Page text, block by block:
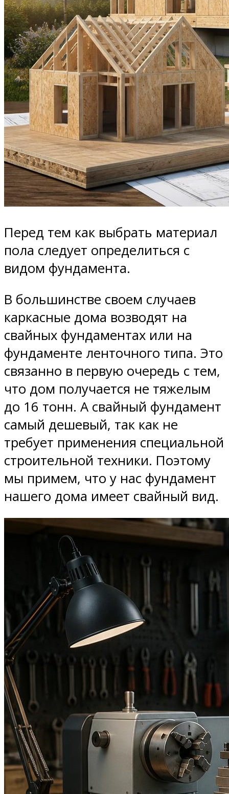
Перед тем как выбрать материал
пола следует определиться с
видом фундамента.
В большинстве своем случаев
каркасные дома возводят на
свайных фундаментах или на
фундаменте ленточного типа. Это
связанно в первую очередь с тем,
что дом получается не тяжелым
до 16 тонн. А свайный фундамент
самый дешевый, так как не
требует применения специальной
строительной техники. Поэтому
мы примем, что у нас фундамент
нашего дома имеет свайный вид.